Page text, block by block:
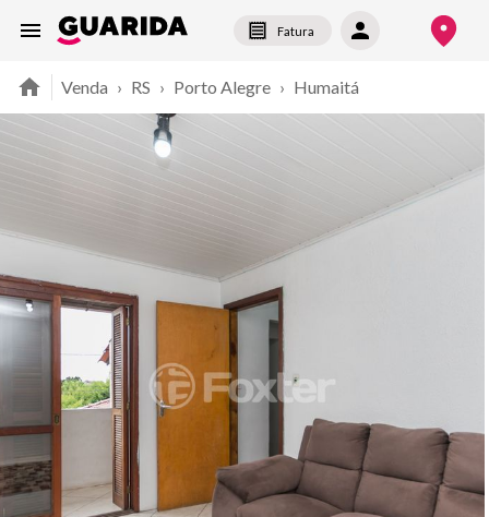
Fatura
Venda › RS › Porto Alegre › Humaitá